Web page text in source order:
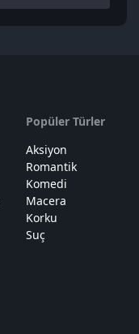
Popüler Türler
Aksiyon
Romantik
Komedi
Macera
Korku
Suç